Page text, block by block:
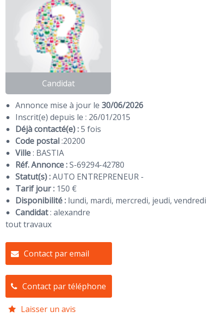
Candidat
Annonce mise à jour le30/06/2026
Inscrit(e) depuis le : 26/01/2015
Déjà contacté(e) :5 fois
Code postal:20200
Ville: BASTIA
Réf. Annonce :S-69294-42780
Statut(s) :AUTO ENTREPRENEUR -
Tarif jour : 150 €
Disponibilité : lundi, mardi, mercredi, jeudi, vendredi
Candidat:alexandre
tout travaux
Contact par email
Contact par téléphone
Laisser un avis